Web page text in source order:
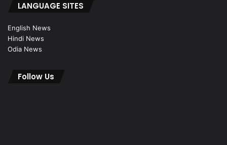
LANGUAGE SITES
English News
Hindi News
Odia News
Follow Us